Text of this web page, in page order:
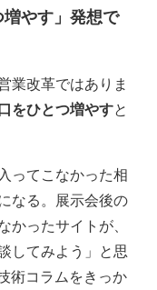
やす」発想で
業改革ではありま
をひとつ増やすと
ってこなかった相
なる。展示会後の
ったサイトが、
してみよう」と思
術コラムをきっか